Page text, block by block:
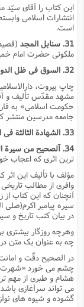
این کتاب را آقاى
انتشارات اسلامى
است.
31. سنابل المجد
ملکوتى حضرت امام
32. السوق فى ظل الدولة الاسلامیة
مشهد مقدّس تألیف و
حکومت اسلامى» به
جامعه مدرسین منتشر
33. الشهادة الثالثة فى الأذان و الإقامة
34. آلصحیح من سیرة النبى الاعظم
ترین اثرى که اعجاب
مؤلف با تألیف این
وافرى از مطالب
آنچنان که این کتاب از
سیره پیامبر اکرم(صلى
در بیان کتب تاریخ و
وهرچه روزگار بیشترى
چه به عنوان یک متن
در الصحیح دقّت و امانت
چشم مى خورد «شهرت
هشام و طبرى از مهم
مى تواند سرآغازى باشد
گشوده و شیوه هاى